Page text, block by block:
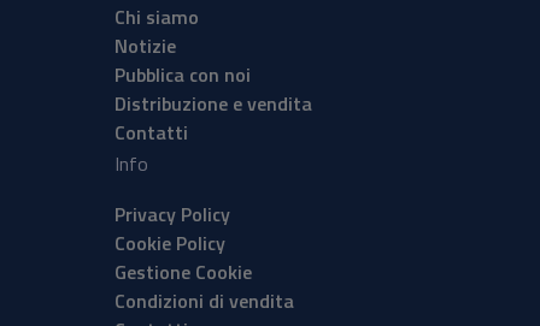
Chi siamo
Notizie
Pubblica con noi
Distribuzione e vendita
Contatti
Info
Privacy Policy
Cookie Policy
Gestione Cookie
Condizioni di vendita